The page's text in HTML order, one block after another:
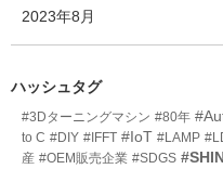
ー
2023年8月
リ
数
ハッシュタグ
#3Dターニングマシン #80年
to C #DIY #IFFT #IoT #LAMP
産 #OEM販売企業 #SDGS